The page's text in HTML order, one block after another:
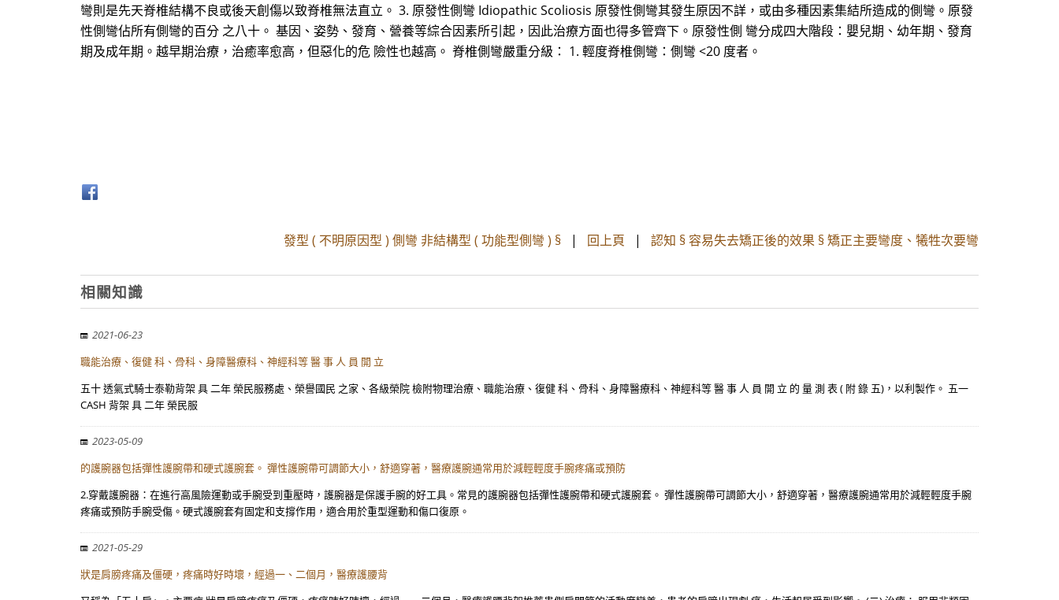
彎則是先天脊椎結構不良或後天創傷以致脊椎無法直立。 3. 原發性側彎 Idiopathic Scoliosis 原發性側彎其發生原因不詳，或由多種因素集結所造成的側彎。原發
性側彎佔所有側彎的百分 之八十。 基因、姿勢、發育、營養等綜合因素所引起，因此治療方面也得多管齊下。原發性側 彎分成四大階段：嬰兒期、幼年期、發育
期及成年期。越早期治療，治癒率愈高，但惡化的危 險性也越高。 脊椎側彎嚴重分級： 1. 輕度脊椎側彎：側彎 <20 度者。
發型 ( 不明原因型 ) 側彎 非結構型 ( 功能型側彎 ) § | 回上頁 | 認知 § 容易失去矯正後的效果 § 矯正主要彎度、犧牲次要彎
相關知識
2021-06-23
職能治療、復健 科、骨科、身障醫療科、神經科等 醫 事 人 員 開 立
五十 透氣式騎士泰勒背架 具 二年 榮民服務處、榮譽國民 之家、各級榮院 檢附物理治療、職能治療、復健 科、骨科、身障醫療科、神經科等 醫 事 人 員 開 立 的 量 測 表 ( 附 錄 五)，以利製作。 五一
CASH 背架 具 二年 榮民服
2023-05-09
的護腕器包括彈性護腕帶和硬式護腕套。 彈性護腕帶可調節大小，舒適穿著，醫療護腕通常用於減輕輕度手腕疼痛或預防
2.穿戴護腕器：在進行高風險運動或手腕受到重壓時，護腕器是保護手腕的好工具。常見的護腕器包括彈性護腕帶和硬式護腕套。 彈性護腕帶可調節大小，舒適穿著，醫療護腕通常用於減輕輕度手腕
疼痛或預防手腕受傷。硬式護腕套有固定和支撐作用，適合用於重型運動和傷口復原。
2021-05-29
狀是肩膀疼痛及僵硬，疼痛時好時壞，經過一、二個月，醫療護腰背